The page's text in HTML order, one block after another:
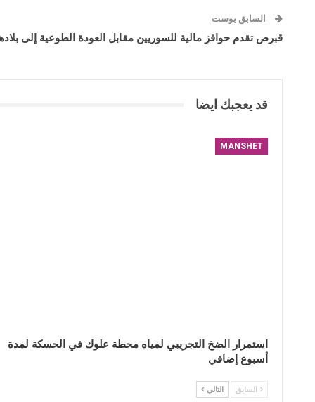
السابق بوست
قبرص تقدم حوافز مالية للسوريين مقابل العودة الطوعية إلى
قد يعجبك ايضا
MANSHET
استمرار الضخ التجريبي لمياه محطة علوك في الحسكة لمدة
أسبوع إضافي
السابق التالي